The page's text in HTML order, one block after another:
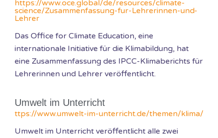
https://www.oce.global/de/resources/climate-
science/Zusammenfassung-fur-Lehrerinnen-und-
Lehrer
Das Office for Climate Education, eine
internationale Initiative für die Klimabildung, hat
eine Zusammenfassung des IPCC-Klimaberichts für
Lehrerinnen und Lehrer veröffentlicht.
Umwelt im Unterricht
ttps://www.umwelt-im-unterricht.de/themen/klima/
Umwelt im Unterricht veröffentlicht alle zwei